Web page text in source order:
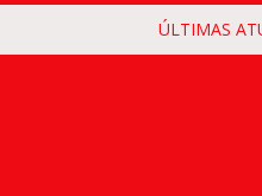
ÚLTIMAS